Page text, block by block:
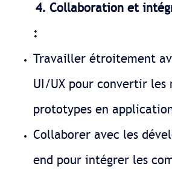
4. Collaboration et
:
Travailler étroitement
UI/UX pour convertir les
prototypes en
Collaborer avec les
end pour intégrer les